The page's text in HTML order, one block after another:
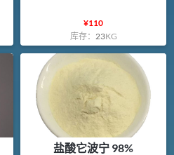
¥110
库存： 23KG
盐酸它波宁 98%